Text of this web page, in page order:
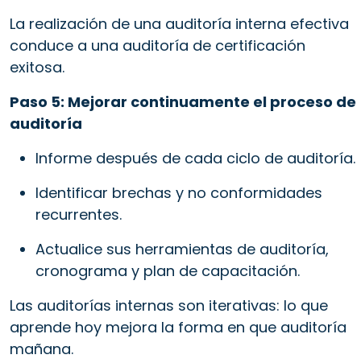
La realización de una auditoría interna efectiva
conduce a una auditoría de certificación
exitosa.
Paso 5: Mejorar continuamente el proceso de
auditoría
Informe después de cada ciclo de auditoría.
Identificar brechas y no conformidades
recurrentes.
Actualice sus herramientas de auditoría,
cronograma y plan de capacitación.
Las auditorías internas son iterativas: lo que
aprende hoy mejora la forma en que auditoría
mañana.